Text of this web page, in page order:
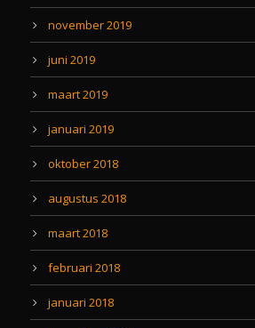
november 2019
juni 2019
maart 2019
januari 2019
oktober 2018
augustus 2018
maart 2018
februari 2018
januari 2018